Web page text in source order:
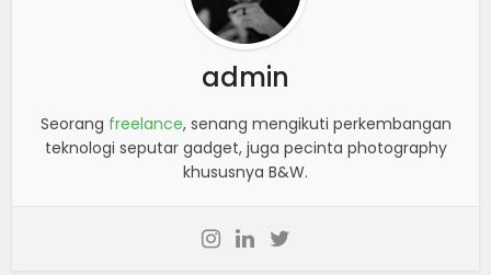
admin
Seorang freelance, senang mengikuti perkembangan
teknologi seputar gadget, juga pecinta photography
khususnya B&W.